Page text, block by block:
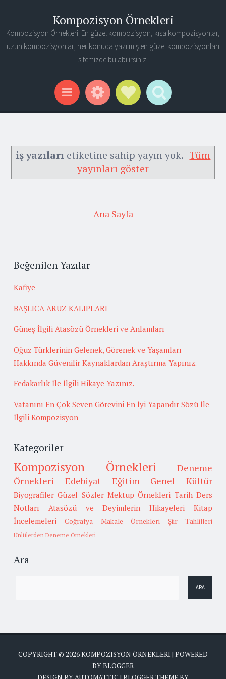
Kompozisyon Örnekleri
Kompozisyon Örnekleri. En güzel kompozisyon, kısa kompozisyonlar,
uzun kompozisyonlar, her konuda yazılmış en güzel kompozisyonları
sitemizde bulabilirsiniz.
Menu WidgetsSocial Links
Search
iş yazılarıetiketine sahip yayın yok. Tüm
yayınları göster
Ana Sayfa
Beğenilen Yazılar
Kafiye
BAŞLICA ARUZ KALIPLARI
Güneş İlgili Atasözü Örnekleri ve Anlamları
Oğuz Türklerinin Gelenek, Görenek ve Yaşamları
Hakkında Güvenilir Kaynaklardan Araştırma Yapınız.
Fedakarlık İle İlgili Hikaye Yazınız.
Vatanını En Çok Seven Görevini En İyi Yapandır Sözü İle
İlgili Kompozisyon
Kategoriler
Kompozisyon Örnekleri
Deneme
Örnekleri
Edebiyat Eğitim Genel Kültür
Biyografiler Güzel Sözler Mektup Örnekleri Tarih Ders
Notları
Atasözü ve Deyimlerin Hikayeleri
Kitap
İncelemeleri
Coğrafya Makale Örnekleri Şiir Tahlilleri
Ünlülerden Deneme Örnekleri
Ara
COPYRIGHT © 2026KOMPOZISYON ÖRNEKLERI | POWERED
BYBLOGGER